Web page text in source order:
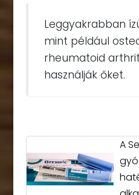
Leggyakrabban
mint például
rheumatoid
használják őket.
A